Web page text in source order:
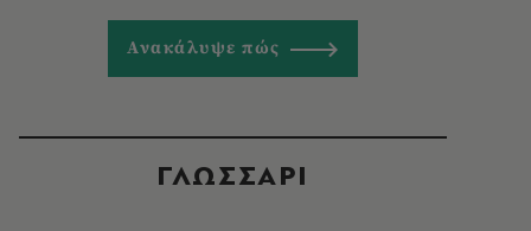
Ανακάλυψε πώς
ΓΛΩΣΣΑΡΙ